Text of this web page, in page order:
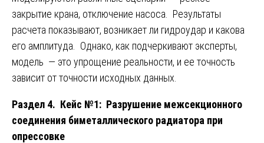
закрытие крана, отключение насоса. Результаты
расчета показывают, возникает ли гидроудар и какова
его амплитуда. Однако, как подчеркивают эксперты,
модель — это упрощение реальности, и ее точность
зависит от точности исходных данных.
Раздел 4. Кейс №1: Разрушение межсекционного
соединения биметаллического радиатора при
опрессовке